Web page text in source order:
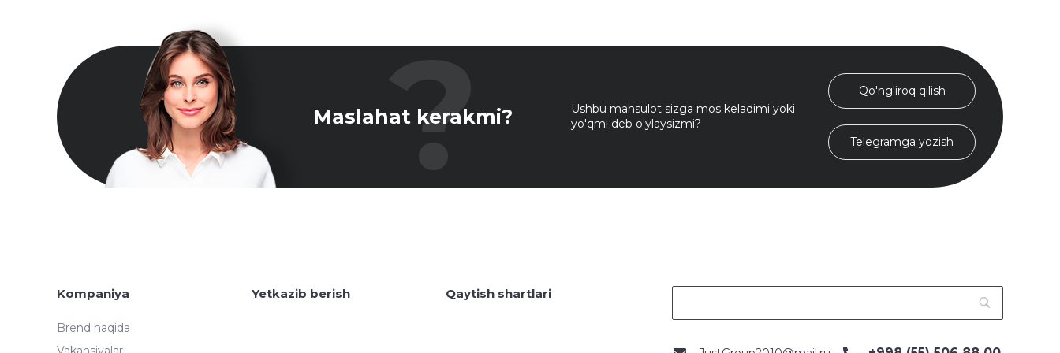
Maslahat kerakmi?
Ushbu mahsulot sizga mos keladimi yoki
yo'qmi deb o'ylaysizmi?
Qo'ng'iroq qilish
Telegramga yozish
Kompaniya
Brend haqida
Yetkazib berish Qaytish shartlari